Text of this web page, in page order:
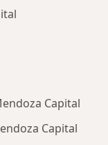
Capital
Capital